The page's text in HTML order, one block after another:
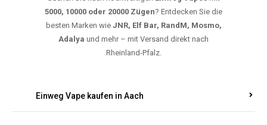
5000, 10000 oder 20000 Zügen? Entdecken Sie die
besten Marken wie JNR, Elf Bar, RandM, Mosmo,
Adalya und mehr – mit Versand direkt nach
Rheinland-Pfalz.
Einweg Vape kaufen in Aach